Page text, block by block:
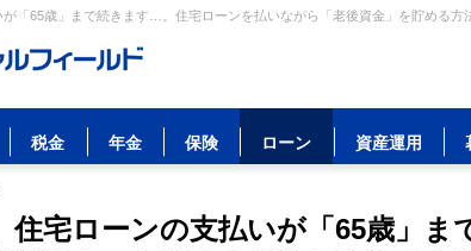
「65歳」まで続きます…。住宅ローンを払いながら「老後資金」を貯める方
税金 年金 保険 ローン 資産運用
住宅ローンの支払いが「65歳」